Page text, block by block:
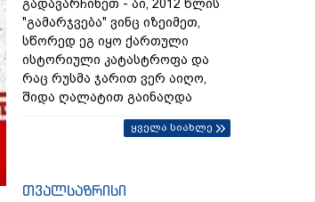
გადავარჩინეთ - აი, 2012 წლის
"გამარჯვება" ვინც იზეიმეთ,
სწორედ ეგ იყო ქართული
ისტორიული კატასტროფა და
რაც რუსმა ჯარით ვერ აიღო,
შიდა ღალატით გაინაღდა
ყველა სიახლე
თვალსაზრისი